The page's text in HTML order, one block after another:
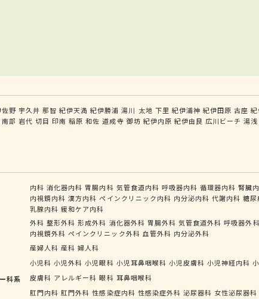
野 宇久井 那智 紀伊天満 紀伊勝浦 湯川 太地 下里 紀伊浦神 紀伊田原 古座
南部 岩代 切目 印南 稲原 和佐 道成寺 御坊 紀伊内原 紀伊由良 広川ビーチ 湯浅
内科 消化器内科 胃腸内科 気管食道内科 呼吸器内科 循環器内科 腎臓
内視鏡内科 漢方内科 ペインクリニック内科 内分泌内科 代謝内科 糖
乳腺内科 緩和ケア内科
外科 整形外科 形成外科 消化器外科 胃腸外科 気管食道外科 呼吸器外科
内視鏡外科 ペインクリニック外科 血管外科 内分泌外科
産婦人科 産科 婦人科
小児科 小児外科 小児眼科 小児耳鼻咽喉科 小児皮膚科 小児神経内科
科系
皮膚科 アレルギー科 眼科 耳鼻咽喉科
肛門内科 肛門外科 性感染症内科 性感染症外科 泌尿器科 女性泌尿器科